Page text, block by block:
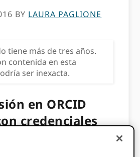
BY LAURA PAGLIONE
tiene más de tres años.
contenida en esta
ser inexacta.
en ORCID
credenciales